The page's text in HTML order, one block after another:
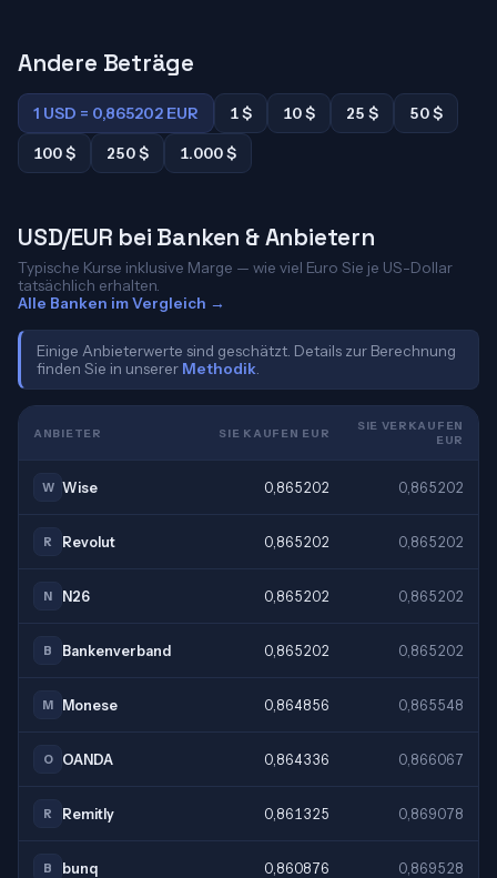
Andere Beträge
1 USD = 0,865202 EUR 1 $ 10 $ 25 $
50 $
100 $
250 $ 1.000 $
USD/EUR bei Banken & Anbietern
Typische Kurse inklusive Marge — wie viel Euro Sie je US-Dollar
tatsächlich erhalten.
Alle Banken im Vergleich →
Einige Anbieterwerte sind geschätzt. Details zur Berechnung
finden Sie in unserer Methodik
ANBIETER SIE KAUFEN EUR
SIE VERKAUFEN
EUR
W Wise 0,865202 0,865202
R Revolut 0,865202 0,865202
N N26 0,865202 0,865202
B Bankenverband 0,865202 0,865202
M Monese 0,864856 0,865548
O OANDA 0,864336 0,866067
R Remitly 0,861325 0,869078
B bunq 0,860876 0,869528